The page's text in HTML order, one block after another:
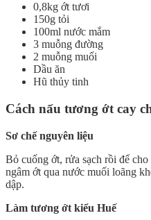
0,8kg ớt tươi
150g tỏi
100ml nước mắm
3 muỗng đường
2 muỗng muối
Dầu ăn
Hũ thủy tinh
Cách nấu tương ớt cay
Sơ chế nguyên liệu
Bỏ cuống ớt, rửa sạch rồi để
ngâm ớt qua nước muối loãng
dập.
Làm tương ớt kiểu Huế